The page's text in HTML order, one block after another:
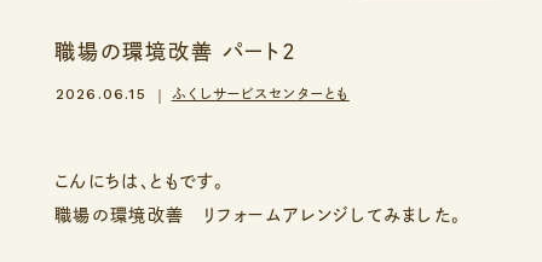
エリアから探す
職場の環境改善 パート2
2026.06.15 ふくしサービスセンターとも
こんにちは、ともです。
職場の環境改善 リフォームアレンジしてみました。